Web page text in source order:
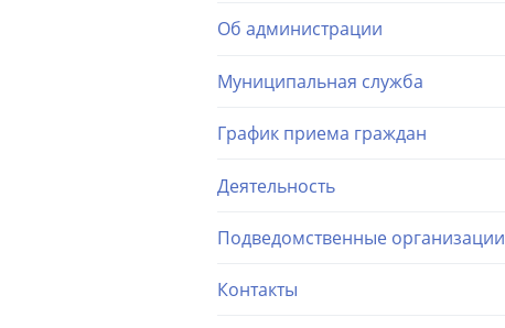
Об администрации
Муниципальная служба
График приема граждан
Деятельность
Подведомственные организации
Контакты